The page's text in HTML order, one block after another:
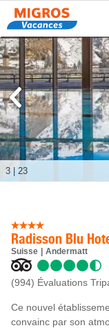
Radisson Blu
Suisse Andermatt
(994) Évaluations
Ce nouvel
convainc par son
3 23